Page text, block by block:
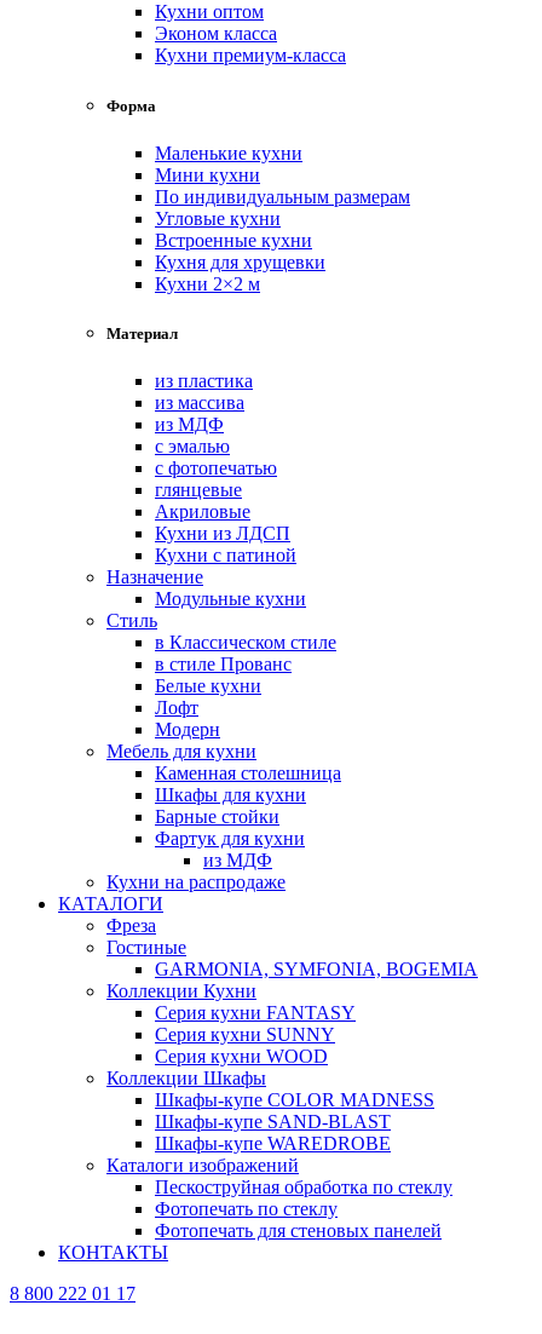
Кухни оптом
Эконом класса
Кухни премиум-класса
Форма
Маленькие кухни
Мини кухни
По индивидуальным размерам
Угловые кухни
Встроенные кухни
Кухня для хрущевки
Кухни 2×2 м
Материал
из пластика
из массива
из МДФ
с эмалью
с фотопечатью
глянцевые
Акриловые
Кухни из ЛДСП
Кухни с патиной
Назначение
Модульные кухни
Стиль
в Классическом стиле
в стиле Прованс
Белые кухни
Лофт
Модерн
Мебель для кухни
Каменная столешница
Шкафы для кухни
Барные стойки
Фартук для кухни
из МДФ
Кухни на распродаже
КАТАЛОГИ
Фреза
Гостиные
GARMONIA, SYMFONIA, BOGEMIA
Коллекции Кухни
Серия кухни FANTASY
Серия кухни SUNNY
Серия кухни WOOD
Коллекции Шкафы
Шкафы-купе COLOR MADNESS
Шкафы-купе SAND-BLAST
Шкафы-купе WAREDROBE
Каталоги изображений
Пескоструйная обработка по стеклу
Фотопечать по стеклу
Фотопечать для стеновых панелей
КОНТАКТЫ
8 800 222 01 17